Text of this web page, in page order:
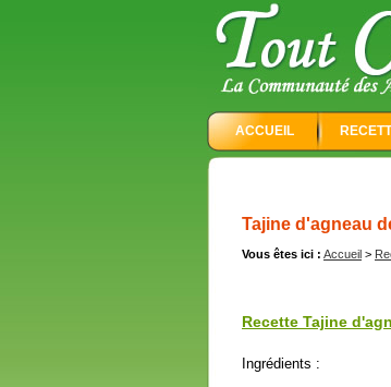
ACCUEIL
Tajine d'agneau
Vous êtes ici : Accueil >
Recette Tajine
Ingrédients :